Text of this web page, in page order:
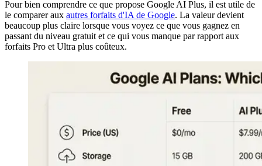
Pour bien comprendre ce que propose Google AI Plus, il est utile de
le comparer aux autres forfaits d'IA de Google. La valeur devient
beaucoup plus claire lorsque vous voyez ce que vous gagnez en
passant du niveau gratuit et ce qui vous manque par rapport aux
forfaits Pro et Ultra plus coûteux.